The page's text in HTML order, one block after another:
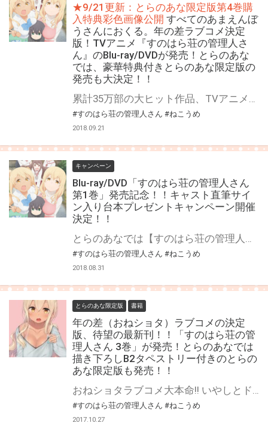
★9/21更新：とらのあな限定版第4巻購
入特典彩色画像公開 すべてのあまえんぼ
うさんにおくる。年の差ラブコメ決定
版！TVアニメ『すのはら荘の管理人さ
ん』のBlu-ray/DVDが発売！とらのあな
では、豪華特典付きとらのあな限定版の
発売も大決定！！
#すのはら荘の管理人さん #ねこうめ
2018.09.21
キャンペーン
Blu-ray/DVD「すのはら荘の管理人さん
第1巻」発売記念！！キャスト直筆サイ
ン入り台本プレゼントキャンペーン開催
決定！！
#すのはら荘の管理人さん #ねこうめ
2018.08.31
とらのあな限定版 書籍
年の差（おねショタ）ラブコメの決定
版、待望の最新刊！！「すのはら荘の管
理人さん 3巻」が発売！とらのあなでは
描き下ろしB2タペストリー付きのとらの
あな限定版も発売！！
#すのはら荘の管理人さん #ねこうめ
2017.10.27